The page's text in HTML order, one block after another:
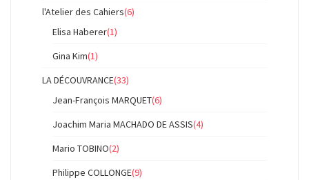
l'Atelier des Cahiers(6)
Elisa Haberer(1)
Gina Kim(1)
LA DÉCOUVRANCE(33)
Jean-François MARQUET(6)
Joachim Maria MACHADO DE ASSIS(4)
Mario TOBINO(2)
Philippe COLLONGE(9)